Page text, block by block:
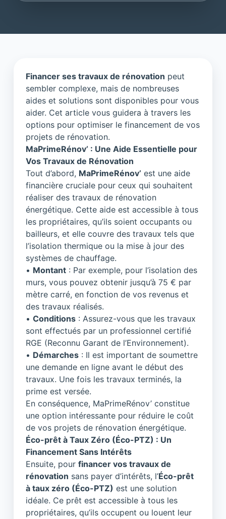
Financer ses travaux de rénovation peut
sembler complexe, mais de nombreuses
aides et solutions sont disponibles pour vous
aider. Cet article vous guidera à travers les
options pour optimiser le financement de vos
projets de rénovation.
MaPrimeRénov’ : Une Aide Essentielle pour
Vos Travaux de Rénovation
Tout d’abord, MaPrimeRénov’ est une aide
financière cruciale pour ceux qui souhaitent
réaliser des travaux de rénovation
énergétique. Cette aide est accessible à tous
les propriétaires, qu’ils soient occupants ou
bailleurs, et elle couvre des travaux tels que
l’isolation thermique ou la mise à jour des
systèmes de chauffage.
• Montant : Par exemple, pour l’isolation des
murs, vous pouvez obtenir jusqu’à 75 € par
mètre carré, en fonction de vos revenus et
des travaux réalisés.
•Conditions : Assurez-vous que les travaux
sont effectués par un professionnel certifié
RGE (Reconnu Garant de l’Environnement).
• Démarches : Il est important de soumettre
une demande en ligne avant le début des
travaux. Une fois les travaux terminés, la
prime est versée.
En conséquence, MaPrimeRénov’ constitue
une option intéressante pour réduire le coût
de vos projets de rénovation énergétique.
Éco-prêt à Taux Zéro (Éco-PTZ) : Un
Financement Sans Intérêts
Ensuite, pourfinancer vos travaux de
rénovation sans payer d’intérêts, l’Éco-prêt
à taux zéro (Éco-PTZ) est une solution
idéale. Ce prêt est accessible à tous les
propriétaires, qu’ils occupent ou louent leur